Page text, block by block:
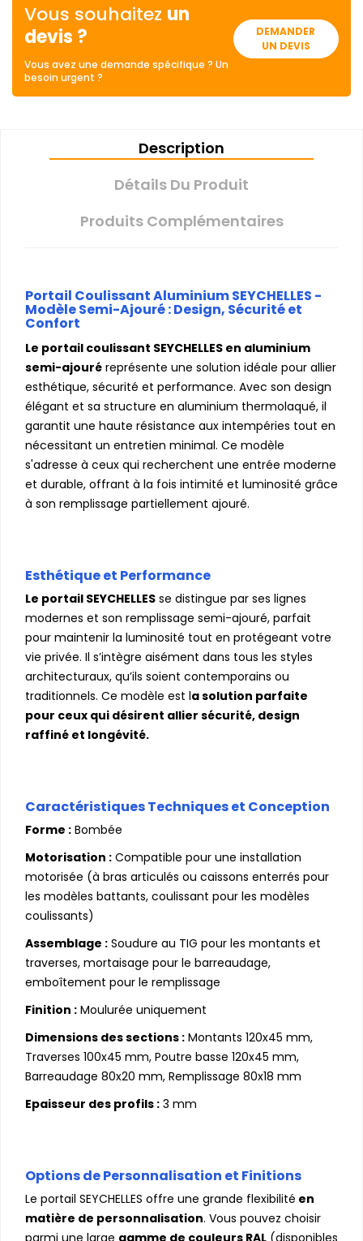
Vous souhaitez un
devis ?
Vous avez une demande spécifique ? Un
besoin urgent ?
DEMANDER
UN DEVIS
Description
Détails Du Produit
Produits Complémentaires
Portail Coulissant Aluminium SEYCHELLES -
Modèle Semi-Ajouré : Design, Sécurité et
Confort
Le portail coulissant SEYCHELLES en aluminium
semi-ajouré représente une solution idéale pour allier
esthétique, sécurité et performance. Avec son design
élégant et sa structure en aluminium thermolaqué, il
garantit une haute résistance aux intempéries tout en
nécessitant un entretien minimal. Ce modèle
s'adresse à ceux qui recherchent une entrée moderne
et durable, offrant à la fois intimité et luminosité grâce
à son remplissage partiellement ajouré.
Esthétique et Performance
Le portail SEYCHELLES se distingue par ses lignes
modernes et son remplissage semi-ajouré, parfait
pour maintenir la luminosité tout en protégeant votre
vie privée. Il s’intègre aisément dans tous les styles
architecturaux, qu’ils soient contemporains ou
traditionnels. Ce modèle est la solution parfaite
pour ceux qui désirent allier sécurité, design
raffiné et longévité.
Caractéristiques Techniques et Conception
Forme : Bombée
Motorisation : Compatible pour une installation
motorisée (à bras articulés ou caissons enterrés pour
les modèles battants, coulissant pour les modèles
coulissants)
Assemblage : Soudure au TIG pour les montants et
traverses, mortaisage pour le barreaudage,
emboîtement pour le remplissage
Finition : Moulurée uniquement
Dimensions des sections : Montants 120x45 mm,
Traverses 100x45 mm, Poutre basse 120x45 mm,
Barreaudage 80x20 mm, Remplissage 80x18 mm
Epaisseur des profils : 3 mm
Options de Personnalisation et Finitions
Le portail SEYCHELLES offre une grande flexibilité en
matière de personnalisation. Vous pouvez choisir
parmi une large gamme de couleurs RAL (disponibles